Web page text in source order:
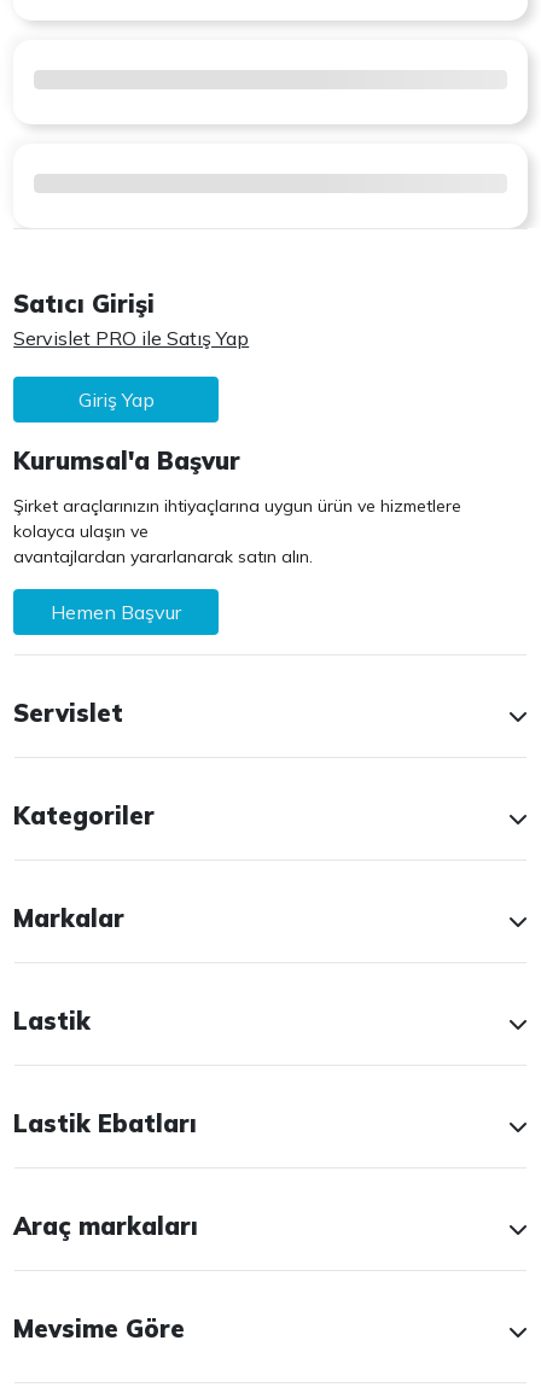
Satıcı Girişi
Servislet PRO ile Satış Yap
Giriş Yap
Kurumsal'a Başvur
Şirket araçlarınızın ihtiyaçlarına uygun ürün ve hizmetlere
kolayca ulaşın ve
avantajlardan yararlanarak satın alın.
Hemen Başvur
Servislet
Kategoriler
Markalar
Lastik
Lastik Ebatları
Araç markaları
Mevsime Göre